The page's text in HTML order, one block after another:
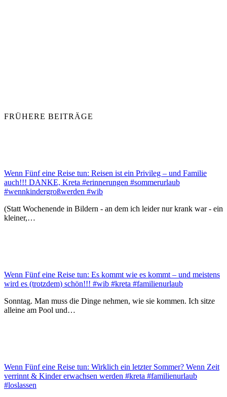
FRÜHERE BEITRÄGE
Wenn Fünf eine Reise tun: Reisen ist ein Privileg – und Familie
auch!!! DANKE, Kreta #erinnerungen #sommerurlaub
#wennkindergroßwerden #wib
(Statt Wochenende in Bildern - an dem ich leider nur krank war - ein
kleiner,…
Wenn Fünf eine Reise tun: Es kommt wie es kommt – und meistens
wird es (trotzdem) schön!!! #wib #kreta #familienurlaub
Sonntag. Man muss die Dinge nehmen, wie sie kommen. Ich sitze
alleine am Pool und…
Wenn Fünf eine Reise tun: Wirklich ein letzter Sommer? Wenn Zeit
verrinnt & Kinder erwachsen werden #kreta #familienurlaub
#loslassen